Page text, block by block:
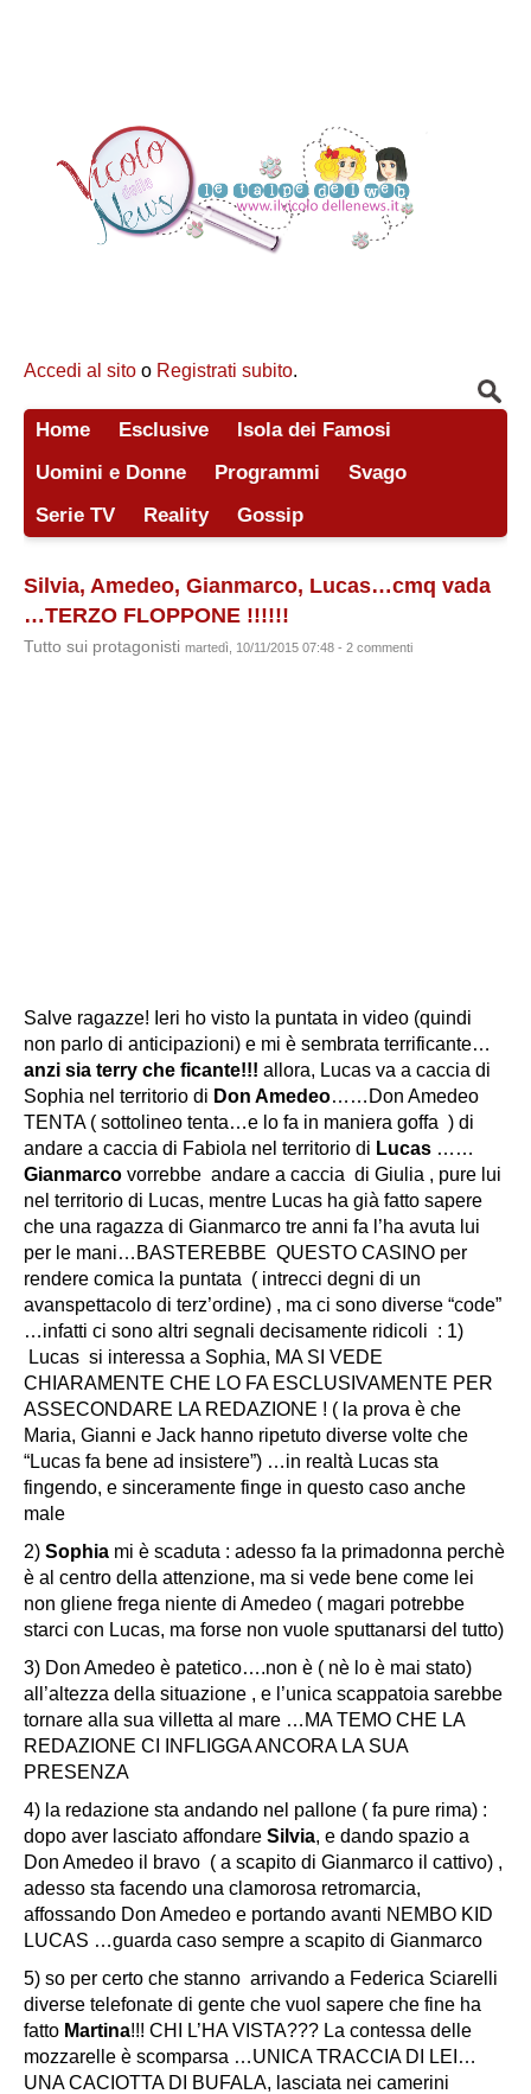
Accedi al sito o Registrati subito.
Home Esclusive
Isola dei Famosi
Uomini e Donne
Programmi
Svago
Serie TV
Reality Gossip
Silvia, Amedeo, Gianmarco, Lucas…cmq vada
…TERZO FLOPPONE !!!!!!
Tutto sui protagonisti martedì, 10/11/2015 07:48 - 2 commenti
Salve ragazze! Ieri ho visto la puntata in video (quindi
non parlo di anticipazioni) e mi è sembrata terrificante…
anzi sia terry che ficante!!! allora, Lucas va a caccia di
Sophia nel territorio di Don Amedeo……Don Amedeo
TENTA ( sottolineo tenta…e lo fa in maniera goffa ) di
andare a caccia di Fabiola nel territorio di Lucas ……
Gianmarco vorrebbe andare a caccia di Giulia , pure lui
nel territorio di Lucas, mentre Lucas ha già fatto sapere
che una ragazza di Gianmarco tre anni fa l’ha avuta lui
per le mani…BASTEREBBE QUESTO CASINO per
rendere comica la puntata ( intrecci degni di un
avanspettacolo di terz’ordine) , ma ci sono diverse “code”
…infatti ci sono altri segnali decisamente ridicoli : 1)
Lucas si interessa a Sophia, MA SI VEDE
CHIARAMENTE CHE LO FA ESCLUSIVAMENTE PER
ASSECONDARE LA REDAZIONE ! ( la prova è che
Maria, Gianni e Jack hanno ripetuto diverse volte che
“Lucas fa bene ad insistere”) …in realtà Lucas sta
fingendo, e sinceramente finge in questo caso anche
male
2) Sophia mi è scaduta : adesso fa la primadonna perchè
è al centro della attenzione, ma si vede bene come lei
non gliene frega niente di Amedeo ( magari potrebbe
starci con Lucas, ma forse non vuole sputtanarsi del tutto)
3) Don Amedeo è patetico….non è ( nè lo è mai stato)
all’altezza della situazione , e l’unica scappatoia sarebbe
tornare alla sua villetta al mare …MA TEMO CHE LA
REDAZIONE CI INFLIGGA ANCORA LA SUA
PRESENZA
4) la redazione sta andando nel pallone ( fa pure rima) :
dopo aver lasciato affondare Silvia, e dando spazio a
Don Amedeo il bravo ( a scapito di Gianmarco il cattivo) ,
adesso sta facendo una clamorosa retromarcia,
affossando Don Amedeo e portando avanti NEMBO KID
LUCAS …guarda caso sempre a scapito di Gianmarco
5) so per certo che stanno arrivando a Federica Sciarelli
diverse telefonate di gente che vuol sapere che fine ha
fatto Martina!!! CHI L’HA VISTA??? La contessa delle
mozzarelle è scomparsa …UNICA TRACCIA DI LEI…
UNA CACIOTTA DI BUFALA, lasciata nei camerini